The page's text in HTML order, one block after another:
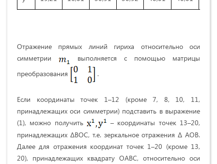
Отражение прямых линий гириха относительно оси
симметрии
выполняется с помощью матрицы
преобразования
.
Если координаты точек 1–12 (кроме 7, 8, 10, 11,
принадлежащих оси симметрии) подставить в выражение
(1), можно получить
– координаты точек 13–20,
принадлежащих ΔВОС, т.е. зеркальное отражения Δ АОВ.
Далее для отражения координат точек 1–20 (кроме 13,
20), принадлежащих квадрату ОАВС, относительно оси